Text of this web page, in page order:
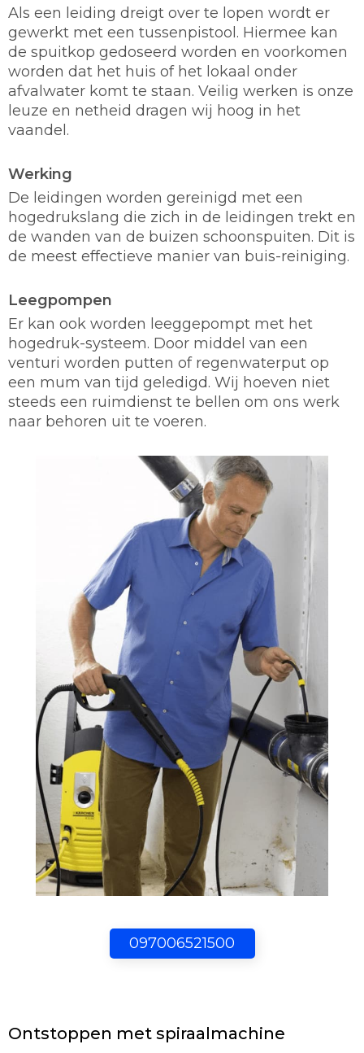
097006521500
Als een leiding dreigt over te lopen wordt er
gewerkt met een tussenpistool. Hiermee kan
de spuitkop gedoseerd worden en voorkomen
worden dat het huis of het lokaal onder
afvalwater komt te staan. Veilig werken is onze
leuze en netheid dragen wij hoog in het
vaandel.
Werking
De leidingen worden gereinigd met een
hogedrukslang die zich in de leidingen trekt en
de wanden van de buizen schoonspuiten. Dit is
de meest effectieve manier van buis-reiniging.
Leegpompen
Er kan ook worden leeggepompt met het
hogedruk-systeem. Door middel van een
venturi worden putten of regenwaterput op
een mum van tijd geledigd. Wij hoeven niet
steeds een ruimdienst te bellen om ons werk
naar behoren uit te voeren.
Ontstoppen met spiraalmachine